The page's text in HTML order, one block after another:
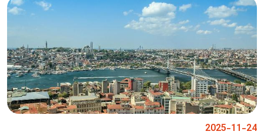
2025-11-24